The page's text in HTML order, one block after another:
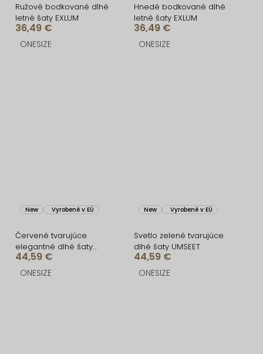
Ružové bodkované dlhé
letné šaty EXLUM
36,49 €
ONESIZE
Hnedé bodkované dlhé
letné šaty EXLUM
36,49 €
ONESIZE
New Vyrobené v EÚ
Červené tvarujúce
elegantné dlhé šaty
UMSEET
44,59 €
ONESIZE
New Vyrobené v EÚ
Svetlo zelené tvarujúce
dlhé šaty UMSEET
44,59 €
ONESIZE